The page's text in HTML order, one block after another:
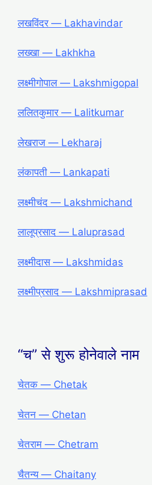
लखविंदर ― Lakhavindar
लख्खा ― Lakhkha
लक्ष्मीगोपाल ― Lakshmigopal
ललितकुमार ― Lalitkumar
लेखराज ― Lekharaj
लंकापती ― Lankapati
लक्ष्मीचंद ― Lakshmichand
लालूप्रसाद ― Laluprasad
लक्ष्मीदास ― Lakshmidas
लक्ष्मीप्रसाद ― Lakshmiprasad
“च” से शुरू होनेवाले नाम
चेतक ― Chetak
चेतन ― Chetan
चेतराम ― Chetram
चैतन्य ― Chaitany